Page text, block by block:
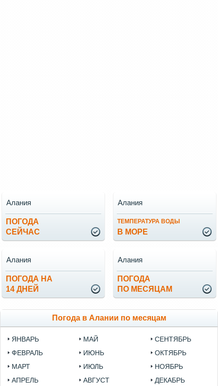
ПОГОДА
СЕЙЧАС
Алания
ТЕМПЕРАТУРА ВОДЫ
В МОРЕ
Алания
ПОГОДА НА
14 ДНЕЙ
Алания
ПОГОДА
ПО МЕСЯЦАМ
Алания
Погода в Алании по месяцам
ЯНВАРЬ
ФЕВРАЛЬ
МАРТ
АПРЕЛЬ
МАЙ
ИЮНЬ
ИЮЛЬ
АВГУСТ
СЕНТЯБРЬ
ОКТЯБРЬ
НОЯБРЬ
ДЕКАБРЬ